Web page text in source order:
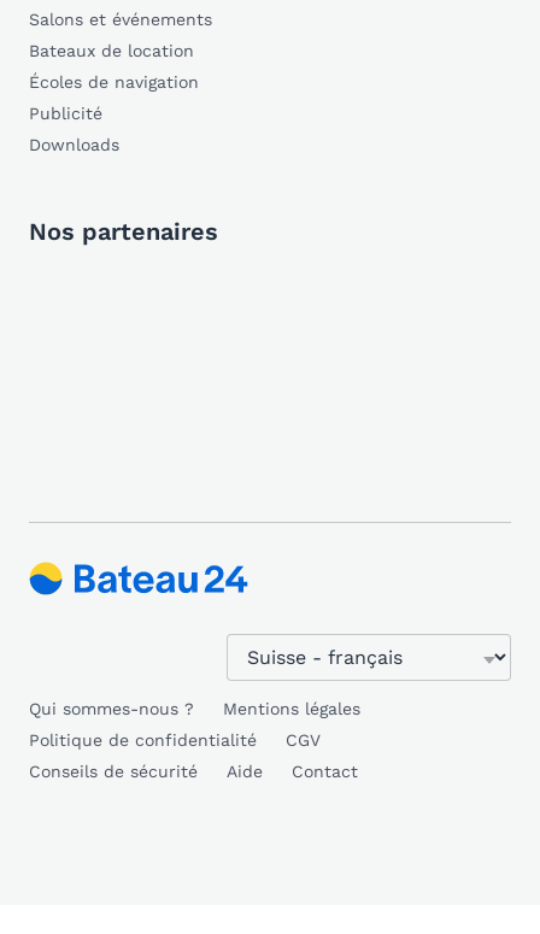
Salons et événements
Bateaux de location
Écoles de navigation
Publicité
Downloads
Nos partenaires
Qui sommes-nous ?
Mentions légales
Politique de confidentialité
CGV
Conseils de sécurité
Aide Contact